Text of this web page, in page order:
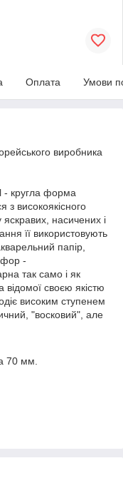
Оплата Умови
виробника
- кругла форма
з високоякісного
яскравих, насичених і
її використовують
папір,
-
так само і як
відомої своєю якістю
високим ступенем
"восковий", але
70 мм.